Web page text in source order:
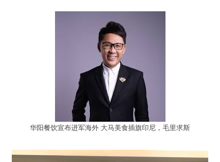
华阳餐饮宣布进军海外 大马美食插旗印尼，毛里求斯